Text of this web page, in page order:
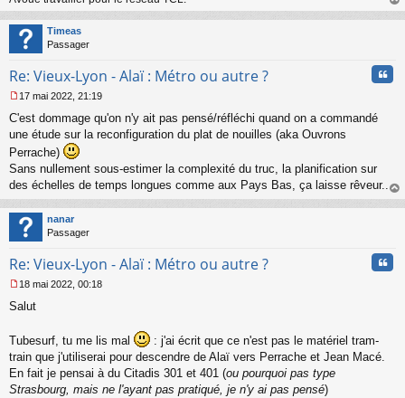
au
Timeas
Passager
Re: Vieux-Lyon - Alaï : Métro ou autre ?
e
s
a
g
e
n
o
n
l
17 mai 2022, 21:19
C'est dommage qu'on n'y ait pas pensé/réfléchi quand on a commandé
une étude sur la reconfiguration du plat de nouilles (aka Ouvrons
Perrache)
Sans nullement sous-estimer la complexité du truc, la planification sur
des échelles de temps longues comme aux Pays Bas, ça laisse rêveur...
au
nanar
Passager
Re: Vieux-Lyon - Alaï : Métro ou autre ?
e
s
a
g
e
n
18 mai 2022, 00:18
Salut
Tubesurf, tu me lis mal
: j'ai écrit que ce n'est pas le matériel tram-
train que j'utiliserai pour descendre de Alaï vers Perrache et Jean Macé.
En fait je pensai à du Citadis 301 et 401 (ou pourquoi pas type
Strasbourg, mais ne l'ayant pas pratiqué, je n'y ai pas pensé)